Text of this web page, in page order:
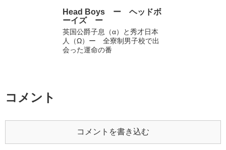
たない。一応悪意があって行動してる訳では無い。好きな食べ物は
オムライスと甘い物。 ∴平凡くんの幼馴染 宗太の幼馴染み。中学の
頃に転校して前川と別れたが、高校で感動の再開を果たす。前川曰
く『広海を怒らせたら日本が二つに割れる』とのこと。優秀なヤン
デレ要員。好きな食べ物は肉まん。
写が多めです。 18歳未満の方は閲覧をご遠慮ください。
Head Boys ー ヘッドボ
ーイズ ー
英国公爵子息（α）と秀才日本
人（Ω）ー 全寮制男子校で出
会った運命の番
コメント
コメントを書き込む